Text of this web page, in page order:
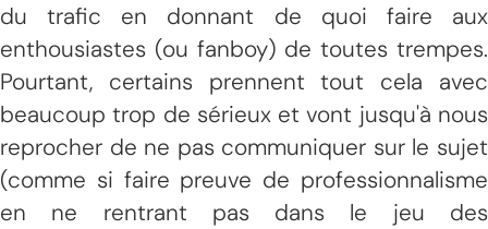
du trafic en donnant de quoi faire aux
enthousiastes (ou fanboy) de toutes trempes.
Pourtant, certains prennent tout cela avec
beaucoup trop de sérieux et vont jusqu'à nous
reprocher de ne pas communiquer sur le sujet
(comme si faire preuve de professionnalisme
en ne rentrant pas dans le jeu des